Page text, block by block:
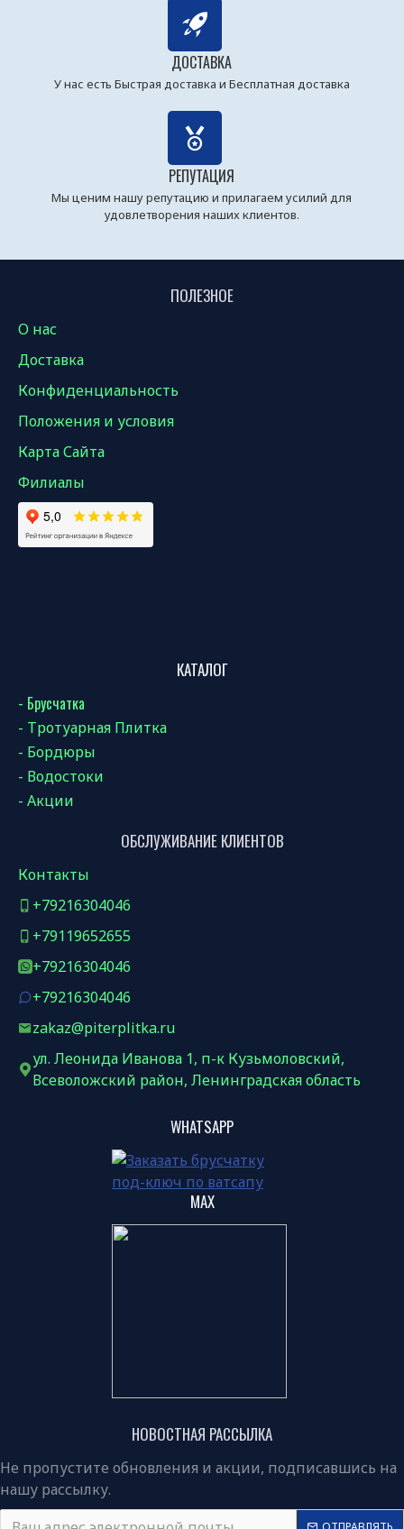
ДОСТАВКА
У нас есть Быстрая доставка и Бесплатная доставка
РЕПУТАЦИЯ
Мы ценим нашу репутацию и прилагаем усилий для
удовлетворения наших клиентов.
ПОЛЕЗНОЕ
О нас
Доставка
Конфиденциальность
Положения и условия
Карта Сайта
Филиалы
КАТАЛОГ
- Брусчатка
- Тротуарная Плитка
- Бордюры
- Водостоки
- Акции
ОБСЛУЖИВАНИЕ КЛИЕНТОВ
Контакты
+79216304046
+79119652655
+79216304046
+79216304046
zakaz@piterplitka.ru
ул. Леонида Иванова 1, п-к Кузьмоловский,
Всеволожский район, Ленинградская область
WHATSAPP
MAX
НОВОСТНАЯ РАССЫЛКА
Не пропустите обновления и акции, подписавшись на
нашу рассылку.